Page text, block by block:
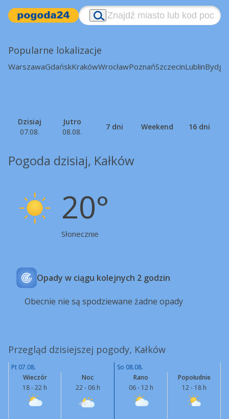
Popularne lokalizacje
WarszawaGdańskKrakówWrocławPoznańSzczecinLublin
Dzisiaj
07.08.
Jutro
08.08.
7 dni Weekend 16 dni
Pogoda dzisiaj, Kałków
20°
Słonecznie
Opady w ciągu kolejnych 2 godzin
Obecnie nie są spodziewane żadne opady
Przegląd dzisiejszej pogody, Kałków
Pt 07.08.
So 08.08.
Wieczór
18 - 22 h
Noc
22 - 06 h
Rano
06 - 12 h
Popołudnie
12 - 18 h